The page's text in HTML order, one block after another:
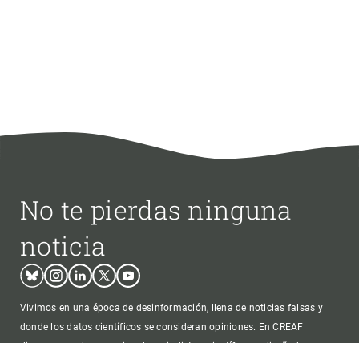
No te pierdas ninguna
noticia
BlueskyInstagram
LinkedinTwitterYoutube
Vivimos en una época de desinformación, llena de noticias falsas y
donde los datos científicos se consideran opiniones. En CREAF